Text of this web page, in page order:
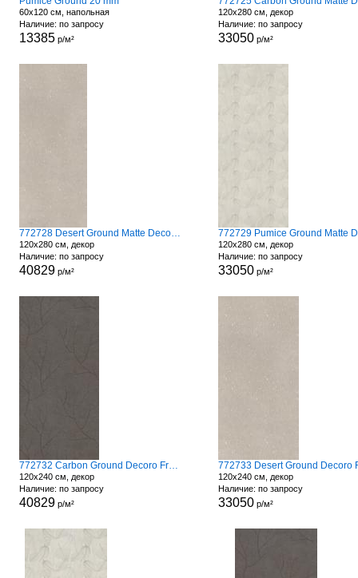
60x120 см, напольная
Наличие: по запросу
13385р/м²
120x280 см, декор
Наличие: по запросу
33050р/м²
772728 Desert Ground Matte Decoro Fronds
120x280 см, декор
Наличие: по запросу
40829р/м²
120x280 см, декор
Наличие: по запросу
33050р/м²
772732 Carbon Ground Decoro Fronds A
120x240 см, декор
Наличие: по запросу
40829р/м²
120x240 см, декор
Наличие: по запросу
33050р/м²